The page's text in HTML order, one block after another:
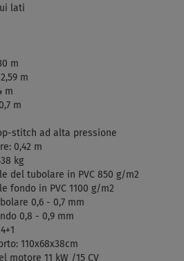
lati
m
m
m
m
stitch ad alta pressione
0,42 m
kg
del tubolare in PVC 850 g/m2
fondo in PVC 1100 g/m2
0,6 - 0,7 mm
0,8 - 0,9 mm
110x68x38cm
motore 11 kW /15 CV